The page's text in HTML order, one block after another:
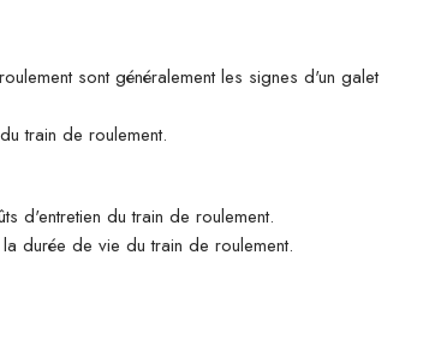
sont généralement les signes d'un galet
train de roulement.
d'entretien du train de roulement.
durée de vie du train de roulement.